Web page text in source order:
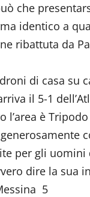
che
identico a
ribattuta da
di casa
il 5-1
l’area è
per gli uomini
dire la sua
5